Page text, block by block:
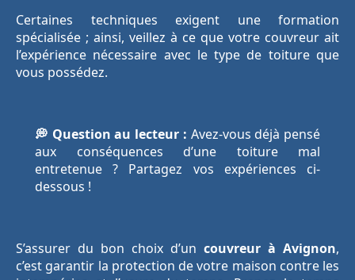
Certaines techniques exigent une formation
spécialisée ; ainsi, veillez à ce que votre couvreur ait
l’expérience nécessaire avec le type de toiture que
vous possédez.
💭 Question au lecteur : Avez-vous déjà pensé
aux conséquences d’une toiture mal
entretenue ? Partagez vos expériences ci-
dessous !
S’assurer du bon choix d’un couvreur à Avignon,
c’est garantir la protection de votre maison contre les